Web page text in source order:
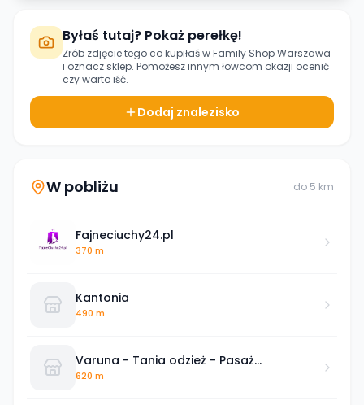
Byłaś tutaj? Pokaż perełkę!
Zrób zdjęcie tego co kupiłaś wFamily Shop Warszawa
i oznacz sklep. Pomożesz innym łowcom okazji ocenić
czy warto iść.
Dodaj znalezisko
W pobliżu do 5 km
Fajneciuchy24.pl
370 m
Kantonia
490 m
Varuna - Tania odzież - Pasaż
Ursynowski 11
620 m